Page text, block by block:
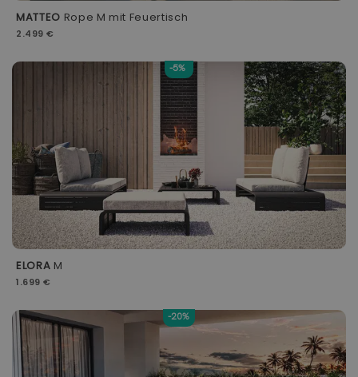
MATTEO Rope M mit Feuertisch
2.499 €
-5%
ELORA M
1.699 €
-20%